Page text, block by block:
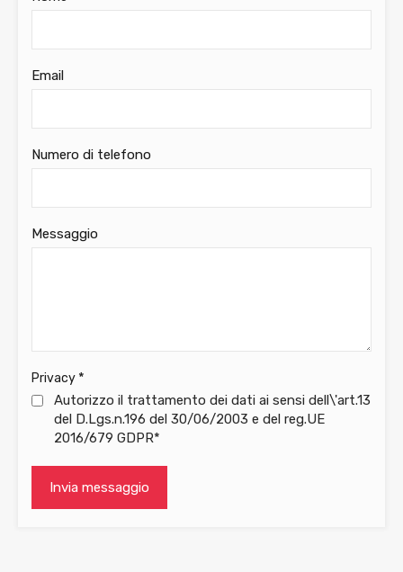
Email
Numero di telefono
Messaggio
Privacy *
Autorizzo il trattamento dei dati ai sensi dell\'art.13
del D.Lgs.n.196 del 30/06/2003 e del reg.UE
2016/679 GDPR*